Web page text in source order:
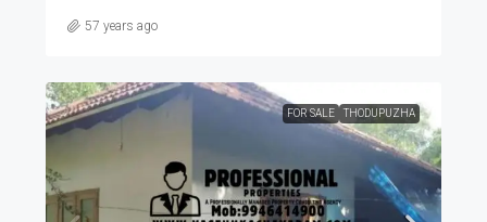
57 years ago
FOR SALE THODUPUZHA